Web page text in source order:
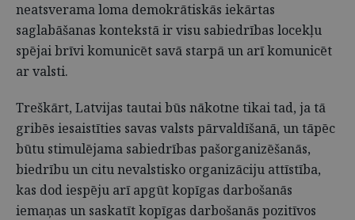
neatsverama loma demokrātiskās iekārtas
saglabāšanas kontekstā ir visu sabiedrības locekļu
spējai brīvi komunicēt savā starpā un arī komunicēt
ar valsti.
Treškārt, Latvijas tautai būs nākotne tikai tad, ja tā
gribēs iesaistīties savas valsts pārvaldīšanā, un tāpēc
būtu stimulējama sabiedrības pašorganizēšanās,
biedrību un citu nevalstisko organizāciju attīstība,
kas dod iespēju arī apgūt kopīgas darbošanās
iemaņas un saskatīt kopīgas darbošanās pozitīvos